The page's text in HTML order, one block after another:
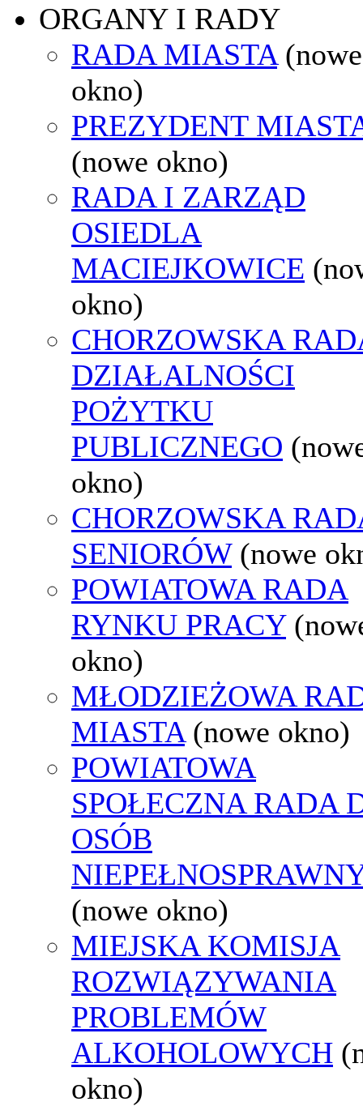
ORGANY I RADY
RADA MIASTA (nowe
okno)
PREZYDENT
(nowe okno)
RADA I ZARZĄD
OSIEDLA
MACIEJKOWICE
okno)
CHORZOWSKA
DZIAŁALNOŚCI
POŻYTKU
PUBLICZNEGO
okno)
CHORZOWSKA
SENIORÓW (nowe
POWIATOWA RADA
RYNKU PRACY
okno)
MŁODZIEŻOWA
MIASTA (nowe okno)
POWIATOWA
SPOŁECZNA RADA
OSÓB
(nowe okno)
MIEJSKA KOMISJA
ROZWIĄZYWANIA
PROBLEMÓW
ALKOHOLOWYCH
okno)